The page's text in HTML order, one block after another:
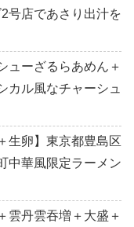
号店であさり出汁を
ューざるらあめん＋
ル風なチャーシュ
生卵】東京都豊島区
中華風限定ラーメン
雲丹雲吞増＋大盛＋